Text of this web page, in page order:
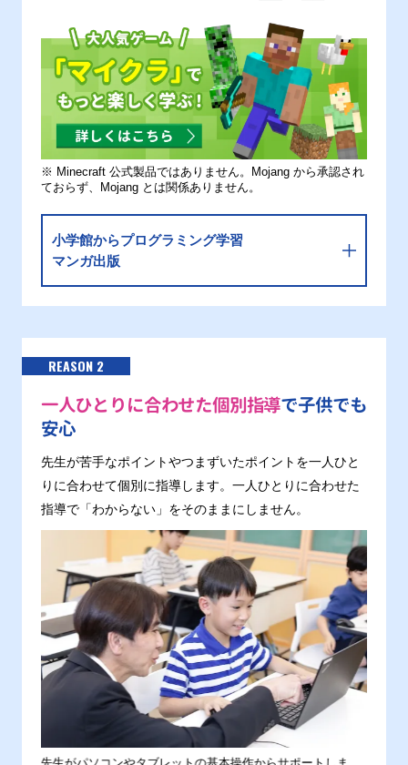
※ Minecraft 公式製品ではありません。Mojang から承認され
ておらず、Mojang とは関係ありません。
小学館からプログラミング学習
マンガ出版
REASON 2
一人ひとりに合わせた個別指導で子供でも
安心
先生が苦手なポイントやつまずいたポイントを一人ひと
りに合わせて個別に指導します。一人ひとりに合わせた
指導で「わからない」をそのままにしません。